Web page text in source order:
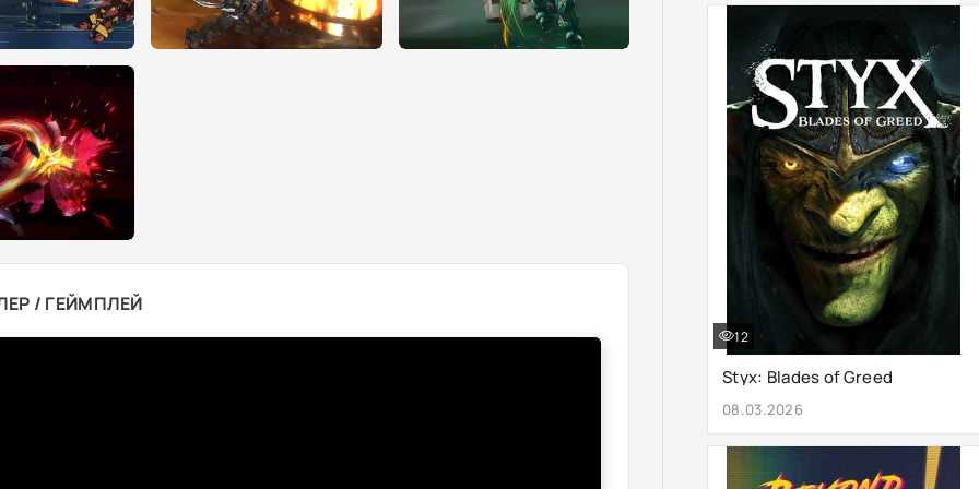
/ ГЕЙМПЛЕЙ
Styx: Blades of Greed
08.03.2026
12